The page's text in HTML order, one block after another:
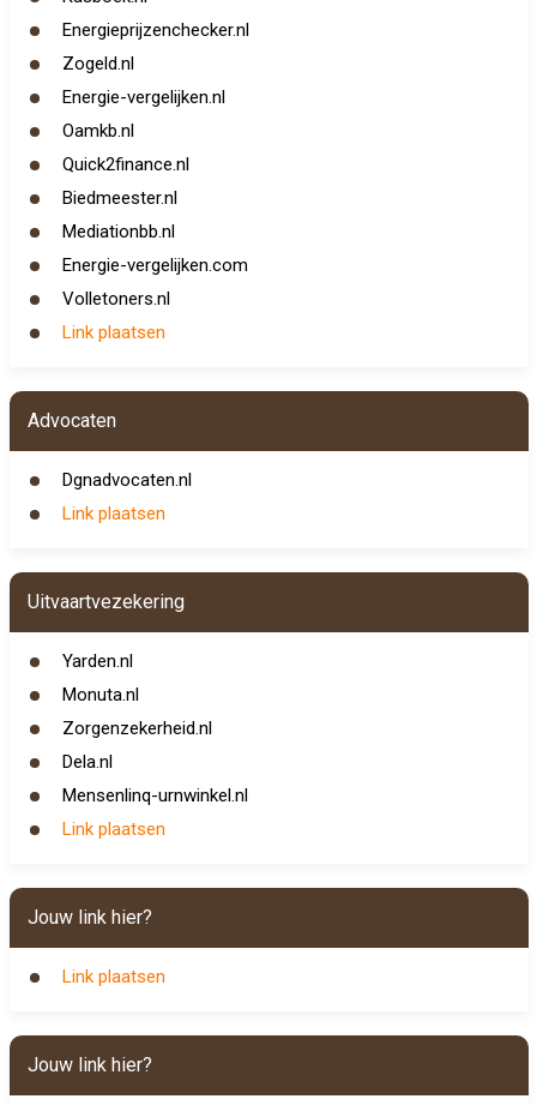
Energieprijzenchecker.nl
Zogeld.nl
Energie-vergelijken.nl
Oamkb.nl
Quick2finance.nl
Biedmeester.nl
Mediationbb.nl
Energie-vergelijken.com
Volletoners.nl
Link plaatsen
Advocaten
Dgnadvocaten.nl
Link plaatsen
Uitvaartvezekering
Yarden.nl
Monuta.nl
Zorgenzekerheid.nl
Dela.nl
Mensenlinq-urnwinkel.nl
Link plaatsen
Jouw link hier?
Link plaatsen
Jouw link hier?